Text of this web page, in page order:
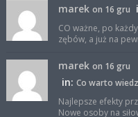
marek on 16 gru
CO ważne, po
zębów, a już na
marek on 16 gru
in: Co warto
Najlepsze efekty
Nowe osoby na